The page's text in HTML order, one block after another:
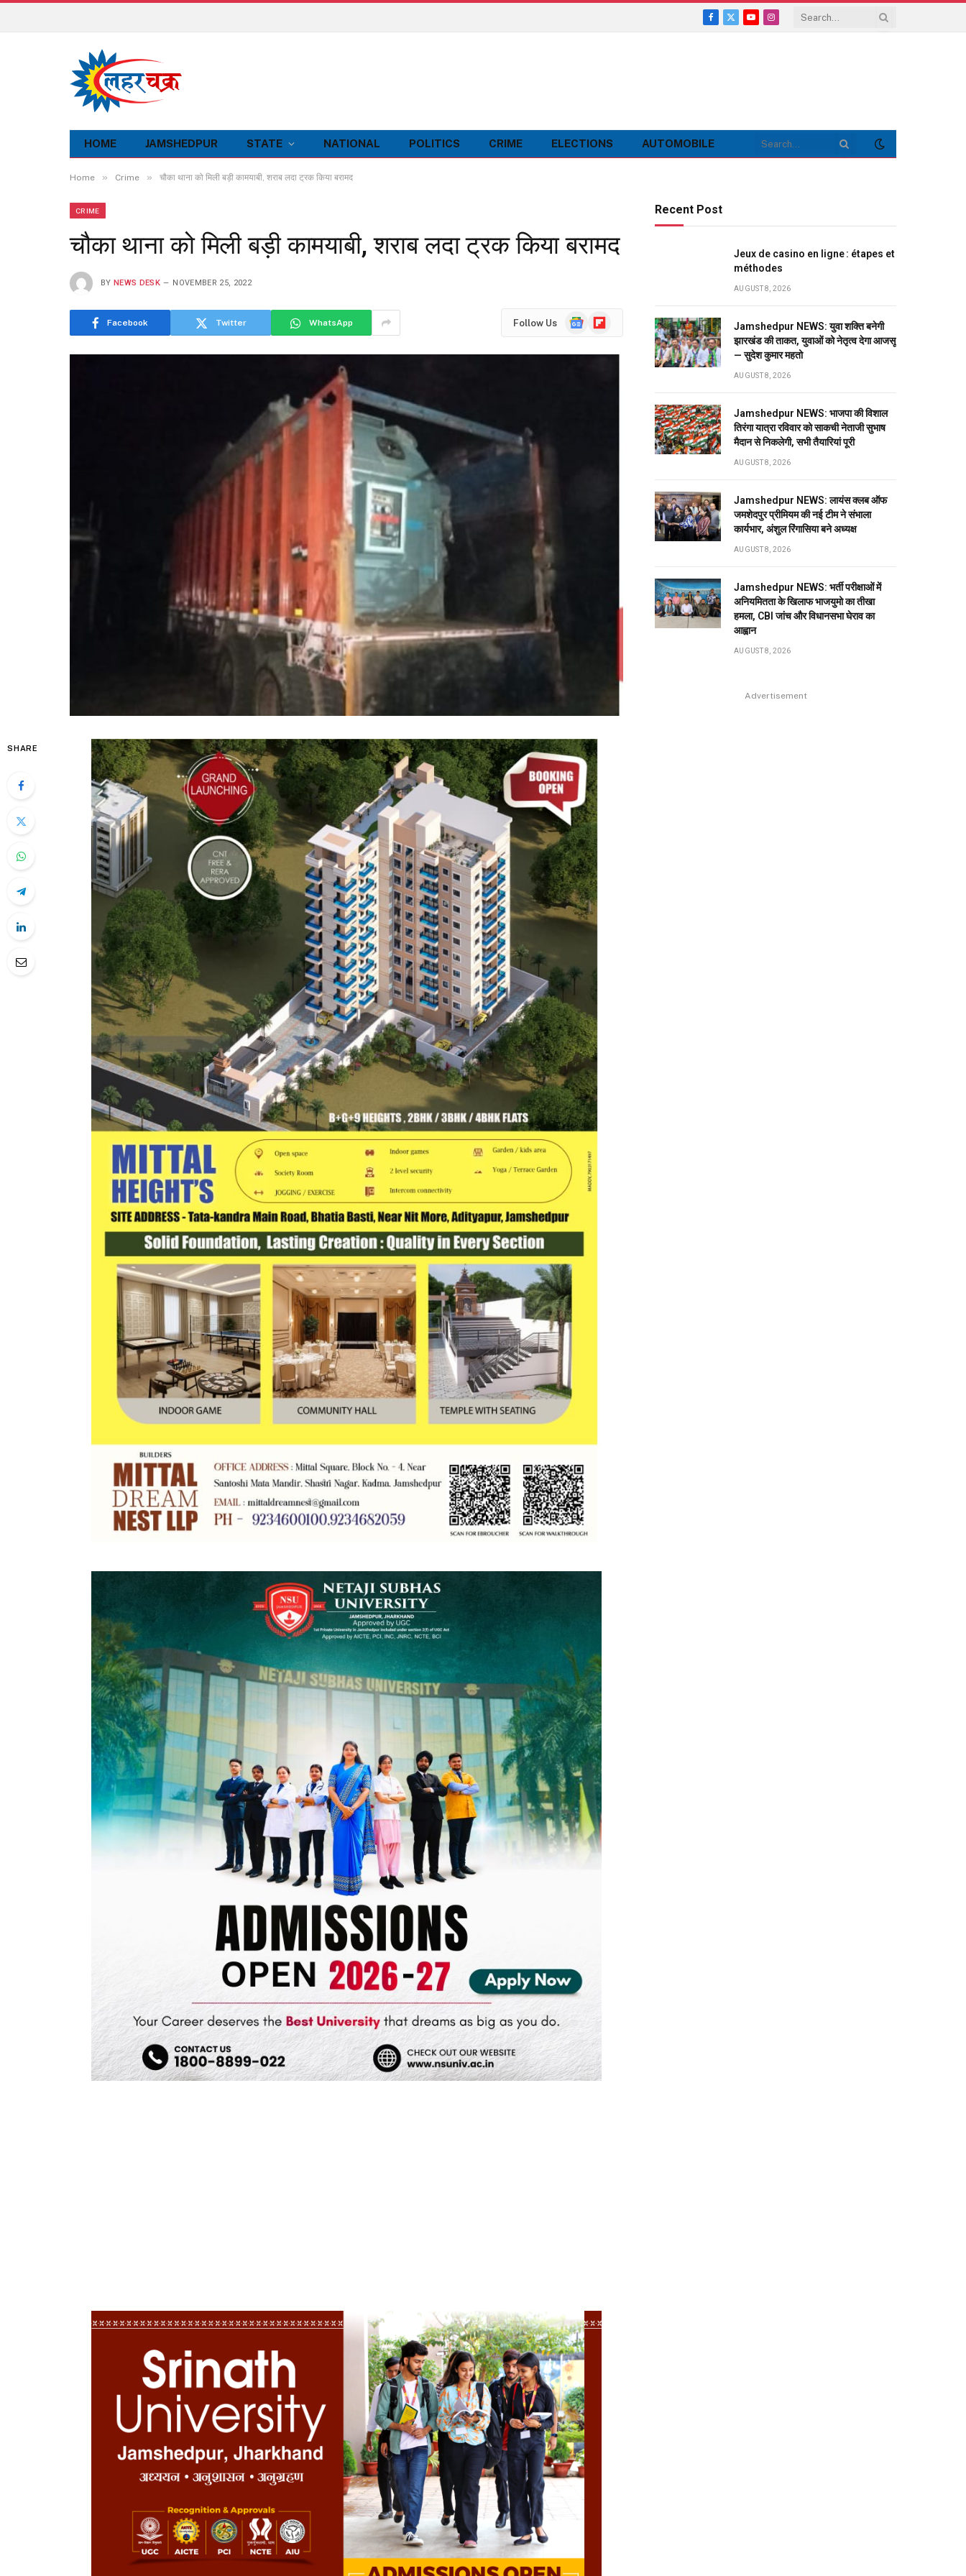
Facebook
X
YouTubeInstagram
HOME JAMSHEDPUR STATE NATIONAL POLITICS CRIME ELECTIONS AUTOMOBILE
Home » Crime » चौका थाना को मिली बड़ी कामयाबी, शराब लदा ट्रक किया बरामद
CRIME
चौका थाना को मिली बड़ी कामयाबी, शराब लदा ट्रक किया बरामद
BY NEWS DESK NOVEMBER 25, 2022
Facebook Twitter WhatsApp Follow Us
GoogleFlipboard
SHARE
Recent Post
Jeux de casino en ligne : étapes et
méthodes
AUGUST 8, 2026
Jamshedpur NEWS: युवा शक्ति बनेगी
झारखंड की ताकत, युवाओं को नेतृत्व देगा आजसू
— सुदेश कुमार महतो
AUGUST 8, 2026
Jamshedpur NEWS: भाजपा की विशाल
तिरंगा यात्रा रविवार को साकची नेताजी सुभाष
मैदान से निकलेगी, सभी तैयारियां पूरी
AUGUST 8, 2026
Jamshedpur NEWS: लायंस क्लब ऑफ
जमशेदपुर प्रीमियम की नई टीम ने संभाला
कार्यभार, अंशुल रिंगासिया बने अध्यक्ष
AUGUST 8, 2026
Jamshedpur NEWS: भर्ती परीक्षाओं में
अनियमितता के खिलाफ भाजयुमो का तीखा
हमला, CBI जांच और विधानसभा घेराव का
आह्वान
AUGUST 8, 2026
Advertisement